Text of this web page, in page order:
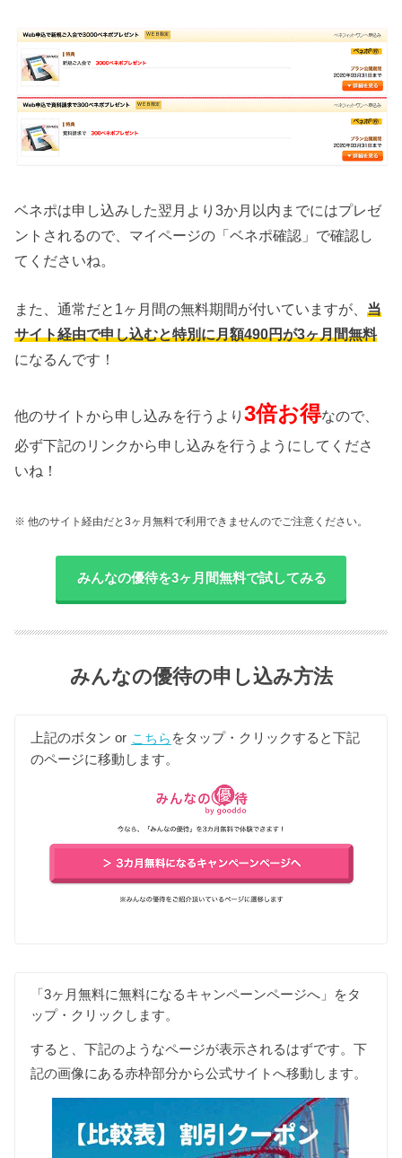
ベネポは申し込みした翌月より3か月以内までにはプレゼ
ントされるので、マイページの「ベネポ確認」で確認し
てくださいね。
また、通常だと1ヶ月間の無料期間が付いていますが、当
サイト経由で申し込むと特別に月額490円が3ヶ月間無料
になるんです！
他のサイトから申し込みを行うより3倍お得なので、
必ず下記のリンクから申し込みを行うようにしてくださ
いね！
※ 他のサイト経由だと3ヶ月無料で利用できませんのでご注意ください。
みんなの優待を3ヶ月間無料で試してみる
みんなの優待の申し込み方法
上記のボタン or こちら をタップ・クリックすると下記
のページに移動します。
「3ヶ月無料に無料になるキャンペーンページへ」をタ
ップ・クリックします。
すると、下記のようなページが表示されるはずです。下
記の画像にある赤枠部分から公式サイトへ移動します。